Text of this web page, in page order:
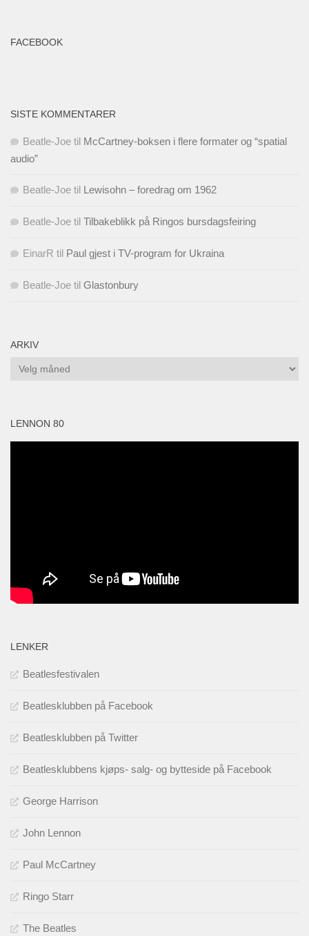
FACEBOOK
SISTE KOMMENTARER
Beatle-Joe til McCartney-boksen i flere formater og “spatial
audio”
Beatle-Joe til Lewisohn – foredrag om 1962
Beatle-Joe til Tilbakeblikk på Ringos bursdagsfeiring
EinarR til Paul gjest i TV-program for Ukraina
Beatle-Joe til Glastonbury
ARKIV
Arkiv
LENNON 80
LENKER
Beatlesfestivalen
Beatlesklubben på Facebook
Beatlesklubben på Twitter
Beatlesklubbens kjøps- salg- og bytteside på Facebook
George Harrison
John Lennon
Paul McCartney
Ringo Starr
The Beatles